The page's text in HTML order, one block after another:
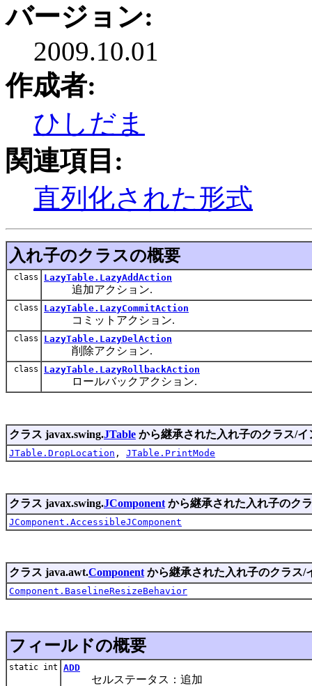
バージョン:
2009.10.01
作成者:
ひしだま
関連項目:
直列化された形式
入れ子のクラスの概要
class LazyTable.LazyAddAction
追加アクション.
class LazyTable.LazyCommitAction
コミットアクション.
class LazyTable.LazyDelAction
削除アクション.
class LazyTable.LazyRollbackAction
ロールバックアクション.
クラス javax.swing.JTable から継承された入れ子のクラス/イ
JTable.DropLocation , JTable.PrintMode
クラス javax.swing.JComponent から継承された入れ子のク
JComponent.AccessibleJComponent
クラス java.awt.Component から継承された入れ子のクラス/
Component.BaselineResizeBehavior
フィールドの概要
static int ADD
セルステータス：追加